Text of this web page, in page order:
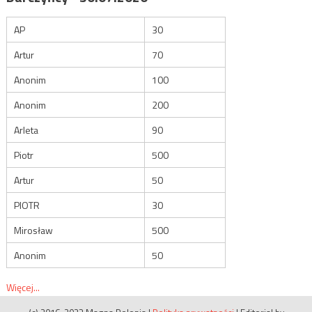
AP
30
Artur
70
Anonim
100
Anonim
200
Arleta
90
Piotr
500
Artur
50
PIOTR
30
Mirosław
500
Anonim
50
Więcej...